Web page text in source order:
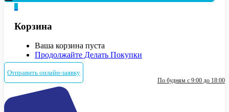
Корзина
Ваша корзина пуста
Продолжайте Делать Покупки
Отправить онлайн-заявку
По будням с 9:00 до 18:00